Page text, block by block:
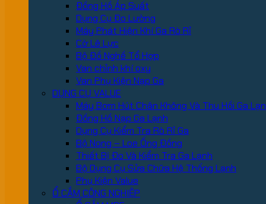
Đồng Hồ Áp Suất
Dụng Cụ Đo Lường
Máy Phát Hiện Khí Ga Rò Rỉ
Cờ Lê Lực
Bộ Đồ Nghề Tổ Hợp
Van chỉnh khí oxy
Van Phụ Kiện Nạp Ga
DỤNG CỤ VALUE
Máy Bơm Hút Chân Không Và Thu Hồi Ga
Đồng Hồ Nạp Ga Lạnh
Dụng Cụ Kiểm Tra Rò Rỉ Ga
Bộ Nong – Loe Ống Đồng
Thiết Bị Đo Và Kiểm Tra Ga Lạnh
Bộ Dụng Cụ Sửa Chữa Hệ Thống Lạnh
Phụ Kiện Value
Ổ CẮM CÔNG NGHIỆP